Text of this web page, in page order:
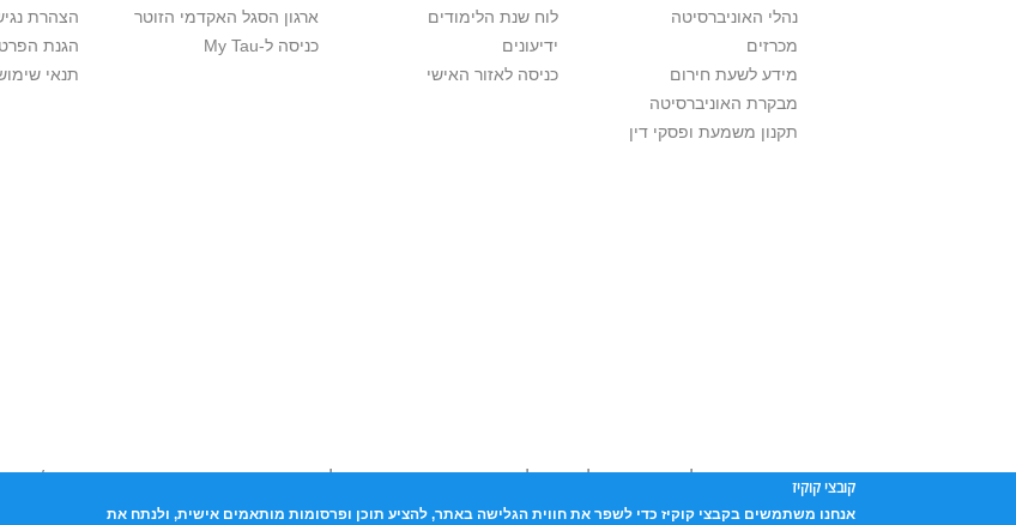
נהלי האוניברסיטה
מכרזים
מידע לשעת חירום
מבקרת האוניברסיטה
תקנון משמעת ופסקי דין
לוח שנת הלימודים
ידיעונים
כניסה לאזור האישי
ארגון הסגל האקדמי הזוטר
כניסה ל-My Tau
הצהרת
הגנת
תנאי
אוניברסיטת תל אביב עושה כל מאמץ לכבד זכויות יוצרים. אם בבעלותך זכויות יוצרים בתכנים שנמצאים פה ו/
שנעשה בתכנים אלה לדעתך מפר זכויותקובצי קוקיז
אנחנו משתמשים בקבצי קוקיז כדי לשפר את חווית הגלישה באתר, להציע תוכן ופרסומות מותאמים אישית, ולנתח את